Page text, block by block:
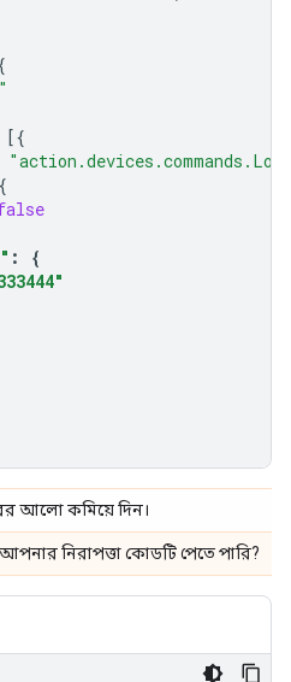
[{
{
:
{
আলো কমিয়ে দিন।
নিরাপত্তা কোডটি পেতে পারি?